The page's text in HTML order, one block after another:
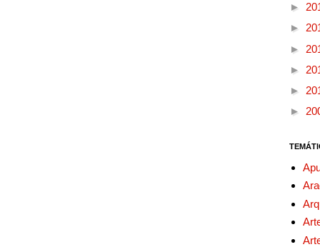
►
►
►
►
►
►